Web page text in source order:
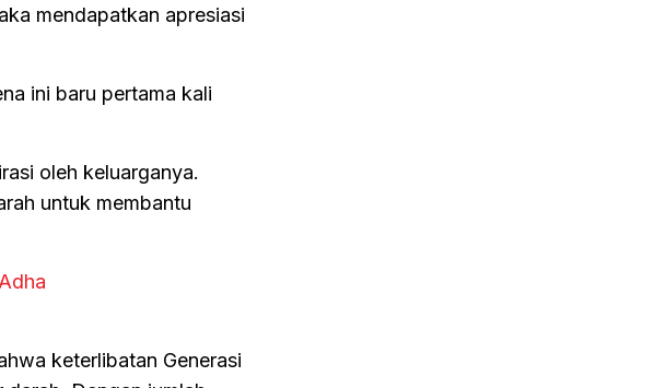
mendapatkan apresiasi
ini baru pertama kali
oleh keluarganya.
untuk membantu
keterlibatan Generasi